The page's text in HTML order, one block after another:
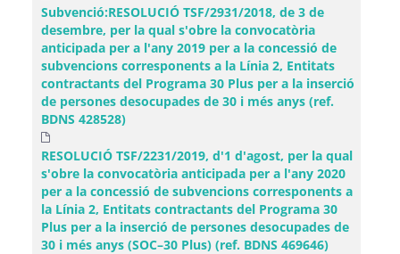
Subvenció:RESOLUCIÓ TSF/2931/2018, de 3 de
desembre, per la qual s'obre la convocatòria
anticipada per a l'any 2019 per a la concessió de
subvencions corresponents a la Línia 2, Entitats
contractants del Programa 30 Plus per a la inserció
de persones desocupades de 30 i més anys (ref.
BDNS 428528)
RESOLUCIÓ TSF/2231/2019, d'1 d'agost, per la qual
s'obre la convocatòria anticipada per a l'any 2020
per a la concessió de subvencions corresponents a
la Línia 2, Entitats contractants del Programa 30
Plus per a la inserció de persones desocupades de
30 i més anys (SOC–30 Plus) (ref. BDNS 469646)